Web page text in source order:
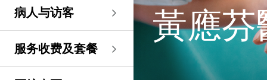
整形外科
肾科
肿瘤科
言语治疗
仁安内视镜及日间手
术中心
仁安医院分科诊所 (尖
沙咀) 内视镜及日间治
疗中心
仁安医院分科诊所
仁安医院分科诊所
(荃湾)
病人与访客
服务收费及套餐
护士训练学校
护士网上培训系统
(CNE)
感染控制 黃應芬